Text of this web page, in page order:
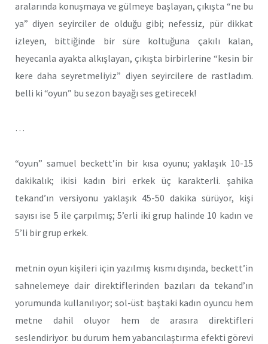
aralarında konuşmaya ve gülmeye başlayan, çıkışta “ne bu
ya” diyen seyirciler de olduğu gibi; nefessiz, pür dikkat
izleyen, bittiğinde bir süre koltuğuna çakılı kalan,
heyecanla ayakta alkışlayan, çıkışta birbirlerine “kesin bir
kere daha seyretmeliyiz” diyen seyircilere de rastladım.
belli ki “oyun” bu sezon bayağı ses getirecek!
…
“oyun” samuel beckett’in bir kısa oyunu; yaklaşık 10-15
dakikalık; ikisi kadın biri erkek üç karakterli. şahika
tekand’ın versiyonu yaklaşık 45-50 dakika sürüyor, kişi
sayısı ise 5 ile çarpılmış; 5’erli iki grup halinde 10 kadın ve
5’li bir grup erkek.
metnin oyun kişileri için yazılmış kısmı dışında, beckett’in
sahnelemeye dair direktiflerinden bazıları da tekand’ın
yorumunda kullanılıyor; sol-üst baştaki kadın oyuncu hem
metne dahil oluyor hem de arasıra direktifleri
seslendiriyor. bu durum hem yabancılaştırma efekti görevi